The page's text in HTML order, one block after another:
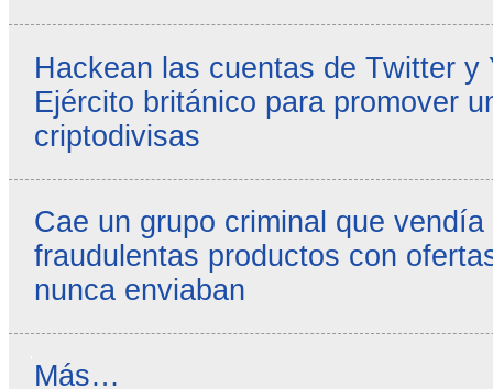
Hackean las cuentas de Twitter y
Ejército británico para promover
criptodivisas
Cae un grupo criminal que
fraudulentas productos con
nunca enviaban
Reseñas
Más…